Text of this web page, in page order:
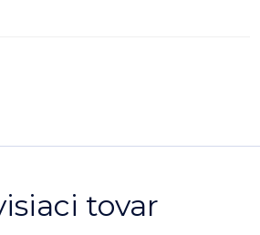
tovar